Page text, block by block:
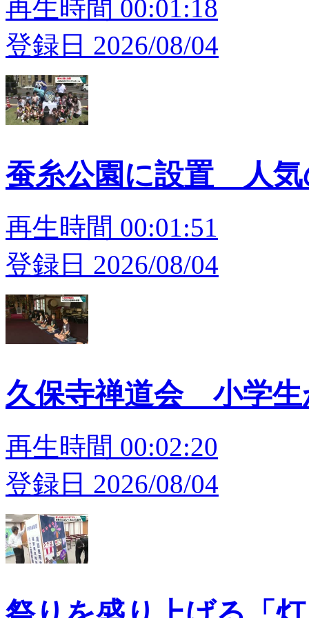
再生時間 00:01:18
登録日 2026/08/04
蚕糸公園に設置 人
再生時間 00:01:51
登録日 2026/08/04
久保寺禅道会 小学
再生時間 00:02:20
登録日 2026/08/04